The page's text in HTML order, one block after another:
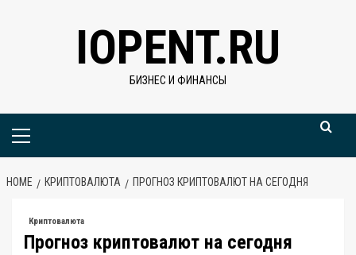
IOPENT.RU
БИЗНЕС И ФИНАНСЫ
Primary
HOME КРИПТОВАЛЮТА ПРОГНОЗ КРИПТОВАЛЮТ НА СЕГОДНЯ
Криптовалюта
Прогноз криптовалют на сегодня